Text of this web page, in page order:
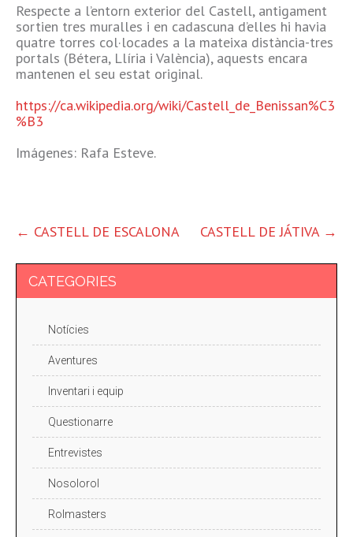
Respecte a l’entorn exterior del Castell, antigament
sortien tres muralles i en cadascuna d’elles hi havia
quatre torres col·locades a la mateixa distància-tres
portals (Bétera, Llíria i València), aquests encara
mantenen el seu estat original.
https://ca.wikipedia.org/wiki/Castell_de_Benissan%C3
%B3
Imágenes: Rafa Esteve.
ALTRES
ENTRADES
← CASTELL DE ESCALONA CASTELL DE JÁTIVA →
CATEGORIES
Notícies
Aventures
Inventari i equip
Questionarre
Entrevistes
Nosolorol
Rolmasters